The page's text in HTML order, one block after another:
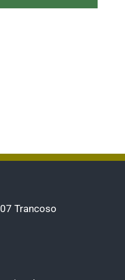
Trancoso